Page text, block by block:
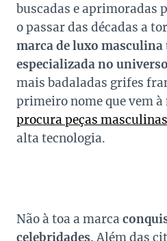
buscadas e aprimoradas
o passar das décadas a
marca de luxo
especializada no
mais badaladas grifes
primeiro nome que vem à
procura peças
alta tecnologia.
Não à toa a marca
celebridades. Além das